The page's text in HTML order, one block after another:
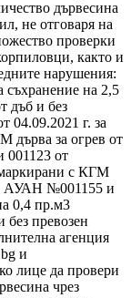
дървесина
не отговаря на
проверки
както и
нарушения:
на 2,5
дъб и без
04.09.2021 г. за
дърва за огрев от
001123 от
с КГМ
АУАН №001155 и
0,4 пр.м3
превозен
агенция
и
лице да провери
чрез